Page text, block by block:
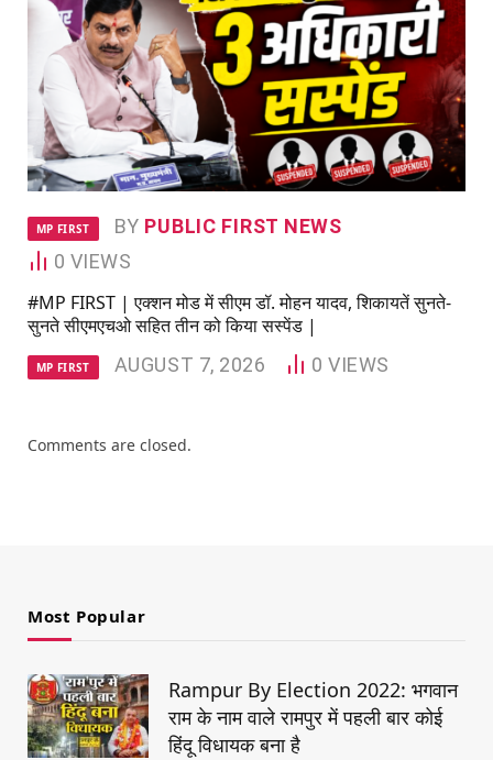
MP FIRST BY PUBLIC FIRST NEWS
0 VIEWS
#MP FIRST | एक्शन मोड में सीएम डॉ. मोहन यादव, शिकायतें सुनते-
सुनते सीएमएचओ सहित तीन को किया सस्पेंड |
MP FIRST AUGUST 7, 2026 0VIEWS
Comments are closed.
Most Popular
Rampur By Election 2022: भगवान
राम के नाम वाले रामपुर में पहली बार कोई
हिंदू विधायक बना है